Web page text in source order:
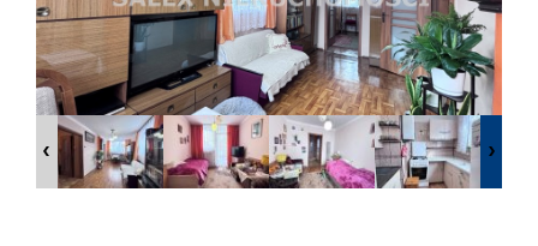
Lokale
Obiekty